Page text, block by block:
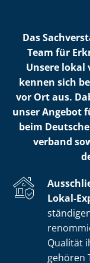
Das
Team für
Unsere
kennen sich
vor Ort aus.
unser Angebot
beim
ver­band
Lokal-
Qualität
gehören